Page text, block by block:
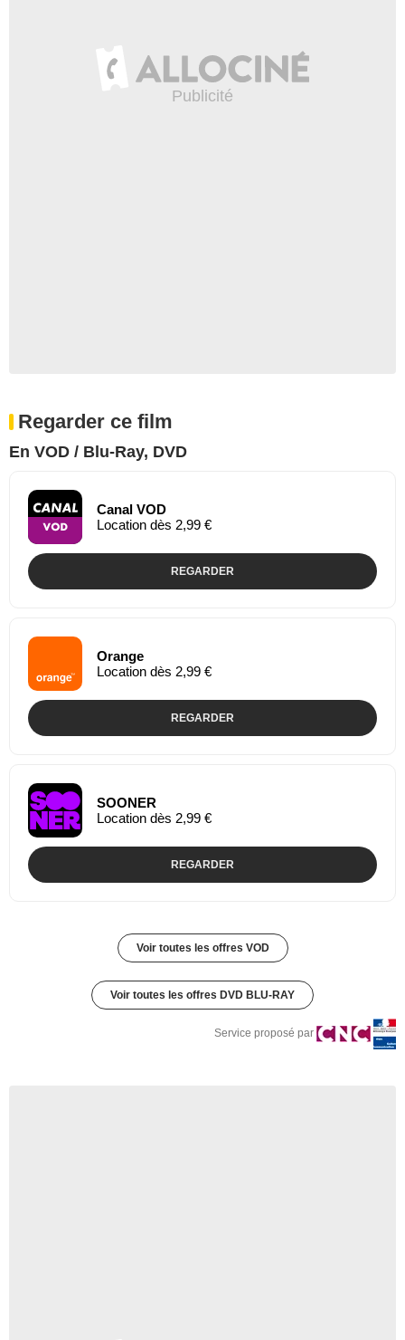
Regarder ce film
En VOD / Blu-Ray, DVD
Canal VOD
Location dès 2,99 €
REGARDER
Orange
Location dès 2,99 €
REGARDER
SOONER
Location dès 2,99 €
REGARDER
Voir toutes les offres VOD
Voir toutes les offres DVD BLU-RAY
Service proposé par